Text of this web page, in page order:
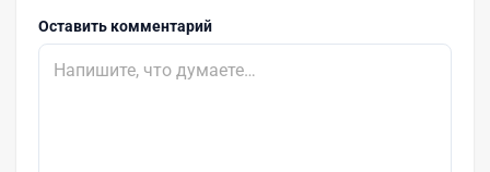
Оставить комментарий